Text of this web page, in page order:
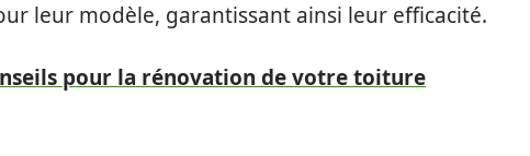
leur modèle, garantissant ainsi leur efficacité.
pour la rénovation de votre toiture